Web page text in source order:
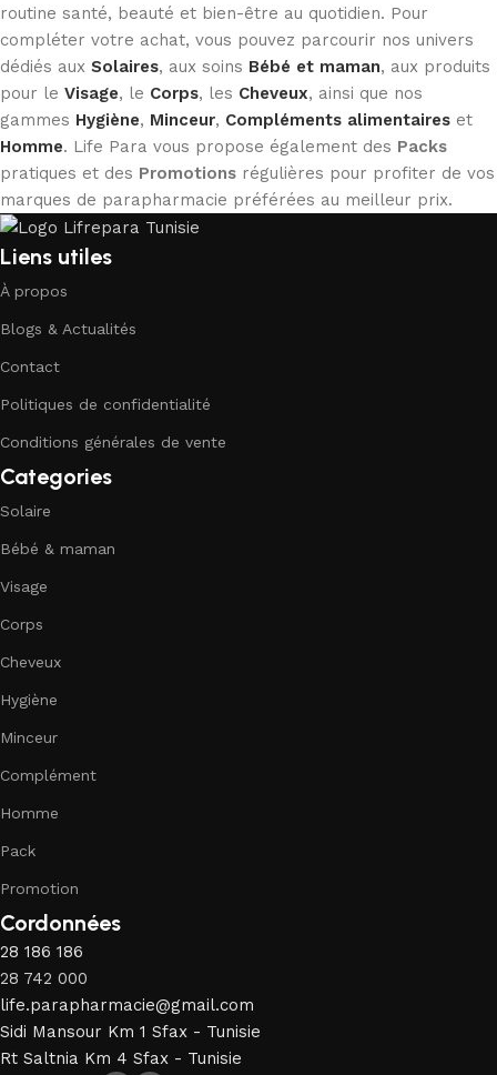
routine santé, beauté et bien-être au quotidien. Pour
compléter votre achat, vous pouvez parcourir nos univers
dédiés aux Solaires, aux soins Bébé et maman, aux produits
pour le Visage, le Corps, les Cheveux, ainsi que nos
gammes Hygiène, Minceur, Compléments alimentaires et
Homme. Life Para vous propose également des Packs
pratiques et des Promotions régulières pour profiter de vos
marques de parapharmacie préférées au meilleur prix.
Liens utiles
À propos
Blogs & Actualités
Contact
Politiques de confidentialité
Conditions générales de vente
Categories
Solaire
Bébé & maman
Visage
Corps
Cheveux
Hygiène
Minceur
Complément
Homme
Pack
Promotion
Cordonnées
28 186 186
28 742 000
life.parapharmacie@gmail.com
Sidi Mansour Km 1 Sfax - Tunisie
Rt Saltnia Km 4 Sfax - Tunisie